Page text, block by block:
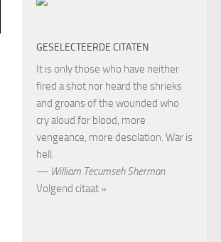
GESELECTEERDE CITATEN
It is only those who have neither
fired a shot nor heard the shrieks
and groans of the wounded who
cry aloud for blood, more
vengeance, more desolation. War is
hell.
— William Tecumseh Sherman
Volgend citaat »